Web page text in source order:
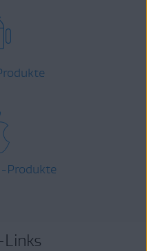
Produkte